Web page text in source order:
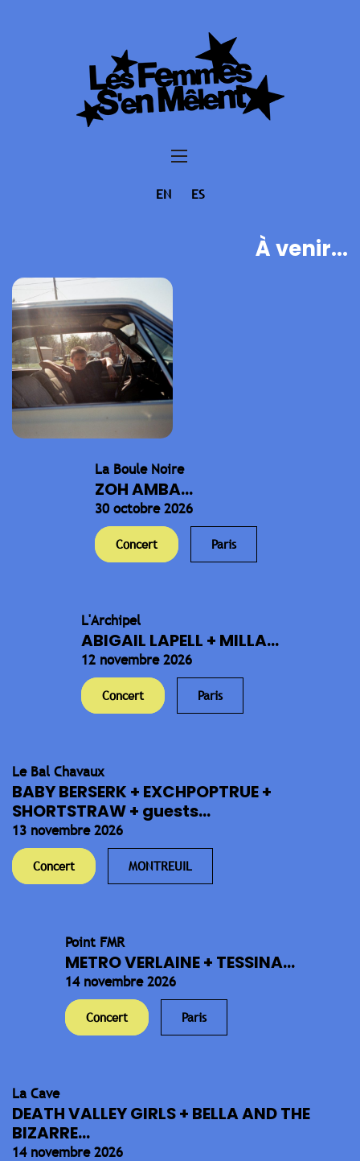
EN ES
À venir...
La Boule Noire
ZOH AMBA...
30 octobre 2026
Concert Paris
L'Archipel
ABIGAIL LAPELL + MILLA...
12 novembre 2026
Concert Paris
Le Bal Chavaux
BABY BERSERK + EXCHPOPTRUE +
SHORTSTRAW + guests...
13 novembre 2026
Concert MONTREUIL
Point FMR
METRO VERLAINE + TESSINA...
14 novembre 2026
Concert Paris
La Cave
DEATH VALLEY GIRLS + BELLA AND THE
BIZARRE...
14 novembre 2026